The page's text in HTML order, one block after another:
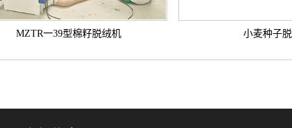
MZTR一39型棉籽脱绒机 小麦种子